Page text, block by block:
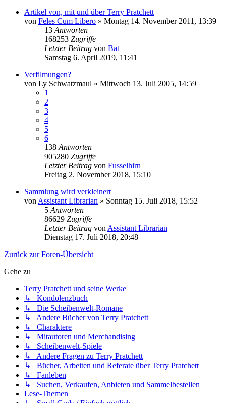
Artikel von, mit und über Terry Pratchett
von Feles Cum Libero » Montag 14. November 2011, 13:39
13 Antworten
168253 Zugriffe
Letzter Beitrag von Bat
Samstag 6. April 2019, 11:41
Verfilmungen?
von Ly Schwatzmaul » Mittwoch 13. Juli 2005, 14:59
1
2
3
4
5
6
138 Antworten
905280 Zugriffe
Letzter Beitrag von Fusselhirn
Freitag 2. November 2018, 15:10
Sammlung wird verkleinert
von Assistant Librarian » Sonntag 15. Juli 2018, 15:52
5 Antworten
86629 Zugriffe
Letzter Beitrag von Assistant Librarian
Dienstag 17. Juli 2018, 20:48
Zurück zur Foren-Übersicht
Gehe zu
Terry Pratchett und seine Werke
↳ Kondolenzbuch
↳ Die Scheibenwelt-Romane
↳ Andere Bücher von Terry Pratchett
↳ Charaktere
↳ Mitautoren und Merchandising
↳ Scheibenwelt-Spiele
↳ Andere Fragen zu Terry Pratchett
↳ Bücher, Arbeiten und Referate über Terry Pratchett
↳ Fanleben
↳ Suchen, Verkaufen, Anbieten und Sammelbestellen
Lese-Themen